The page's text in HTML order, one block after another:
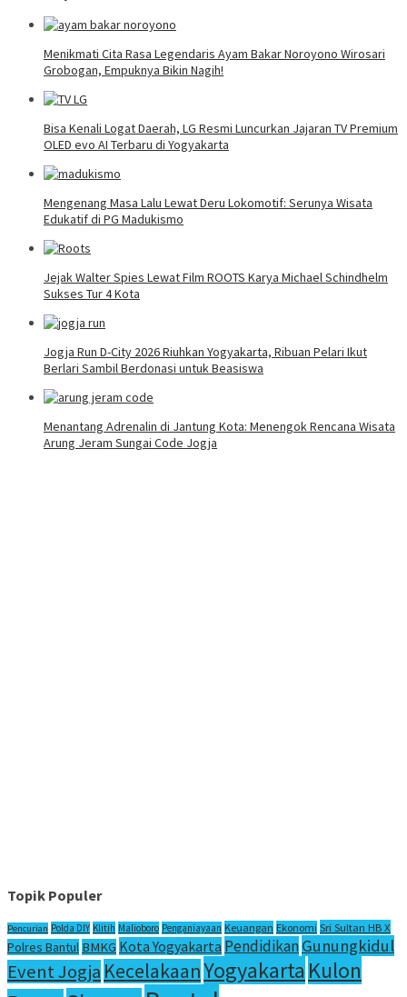
Menikmati Cita Rasa Legendaris Ayam Bakar Noroyono Wirosari
Grobogan, Empuknya Bikin Nagih!
Bisa Kenali Logat Daerah, LG Resmi Luncurkan Jajaran TV Premium
OLED evo AI Terbaru di Yogyakarta
Mengenang Masa Lalu Lewat Deru Lokomotif: Serunya Wisata
Edukatif di PG Madukismo
Jejak Walter Spies Lewat Film ROOTS Karya Michael Schindhelm
Sukses Tur 4 Kota
Jogja Run D-City 2026 Riuhkan Yogyakarta, Ribuan Pelari Ikut
Berlari Sambil Berdonasi untuk Beasiswa
Menantang Adrenalin di Jantung Kota: Menengok Rencana Wisata
Arung Jeram Sungai Code Jogja
Topik Populer
Pencurian Polda DIY Klitih Malioboro Penganiayaan Keuangan Ekonomi Sri Sultan HB X
Polres Bantul BMKG Kota Yogyakarta PendidikanGunungkidul
Event Jogja KecelakaanYogyakarta Kulon